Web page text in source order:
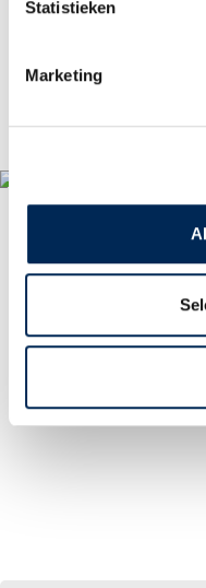
Statistieken
Marketing
Vue d’ensemble des
+32 (0)3 825 5003
LOGIN PORTAIL